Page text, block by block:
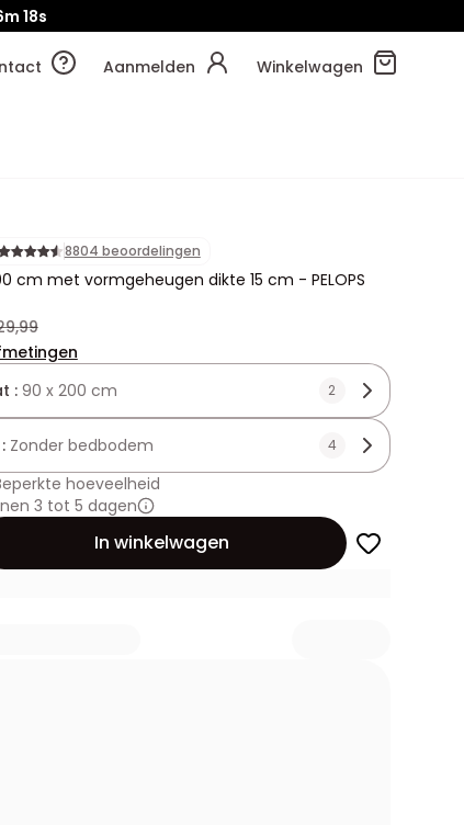
16s
Aanmelden Winkelwagen
8804 beoordelingen
cm met vormgeheugen dikte 15 cm - PELOPS
: 90 x 200 cm 2
Zonder bedbodem 4
hoeveelheid
3 tot 5 dagen
In winkelwagen